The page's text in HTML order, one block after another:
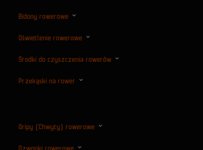
Bidony rowerowe
Oświetlenie rowerowe
Środki do czyszczenia rowerów
Przekąski na rower
Gripy (Chwyty) rowerowe